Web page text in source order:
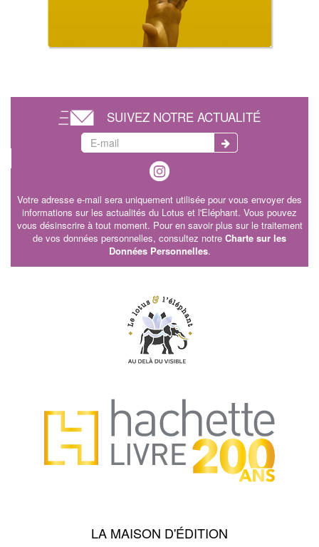
SUIVEZ NOTRE ACTUALITÉ
Votre adresse e-mail sera uniquement utilisée pour vous envoyer des
informations sur les actualités du Lotus et l'Eléphant. Vous pouvez
vous désinscrire à tout moment. Pour en savoir plus sur le traitement
de vos données personnelles, consultez notre Charte sur les
Données Personnelles.
LA MAISON D'ÉDITION